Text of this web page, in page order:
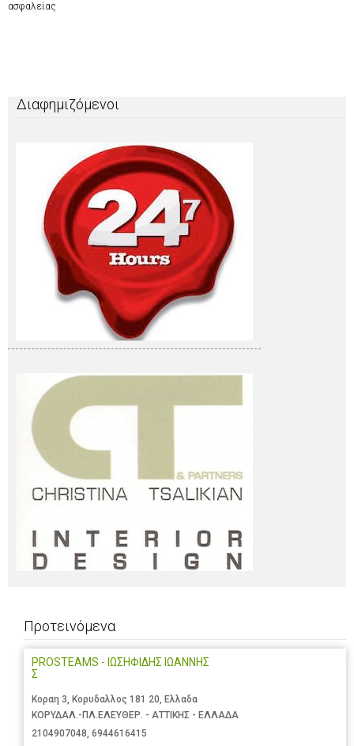
ασφαλείας
Διαφημιζόμενοι
Προτεινόμενα
PROSTEAMS - ΙΩΣΗΦΙΔΗΣ ΙΩΑΝΝΗΣ
Σ
Κοραη 3, Κορυδαλλος 181 20, Ελλαδα
ΚΟΡΥΔΑΛ.-ΠΛ.ΕΛΕΥΘΕΡ. - ΑΤΤΙΚΗΣ - ΕΛΛΑΔΑ
2104907048 6944616415